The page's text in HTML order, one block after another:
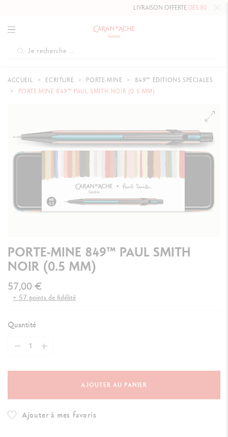
LIVRAISON OFFERTEDÈS 80 €.
ACCUEIL ECRITURE PORTE-MINE
849™ ÉDITIONS SPÉCIALES
PORTE-MINE 849™ PAUL SMITH NOIR (0.5 MM)
PORTE-MINE 849™ PAUL SMITH
NOIR (0.5 MM)
57,00 €
+ 57 points de fidélité
Quantité
AJOUTER AU PANIER
Ajouter à mes favoris